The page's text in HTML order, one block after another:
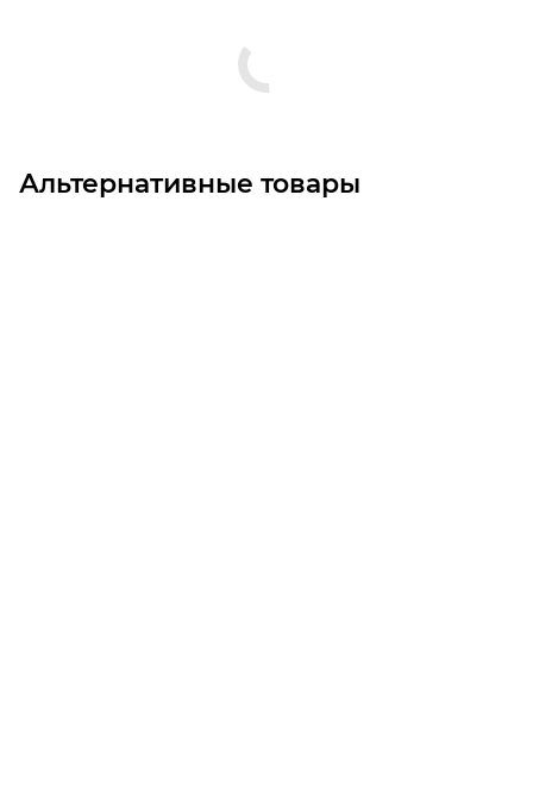
Альтернативные товары